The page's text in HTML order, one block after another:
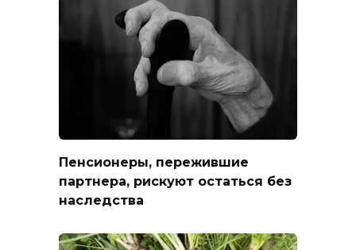
Пенсионеры, пережившие
партнера, рискуют остаться без
наследства